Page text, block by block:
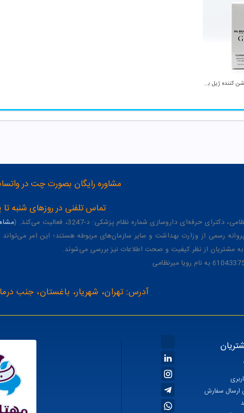
کرم دور چشم روشن کننده ژیل بوته
مشاوره رایگان بصورت چت در واتساپ و تلگرام با
تماس تلفنی در روزهای شنبه تا پنج شنبه از 8 صبح تا 4 عصر
حرفه‌ای داروسازی شماره نظام پزشکی: د-3247، فعالیت می‌کند. (
رسمی از وزارت بهداشت و سایر سازمان‌های مربوطه هستند؛ این امر
مشتریان از نظر کیفیت و صحت اطلاعات نیز بررسی می‌شوند.
آدرس: تهران، شهریار، باغستان، جنب
ارسال سفارش